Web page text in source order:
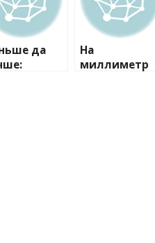
да
На
миллиметр